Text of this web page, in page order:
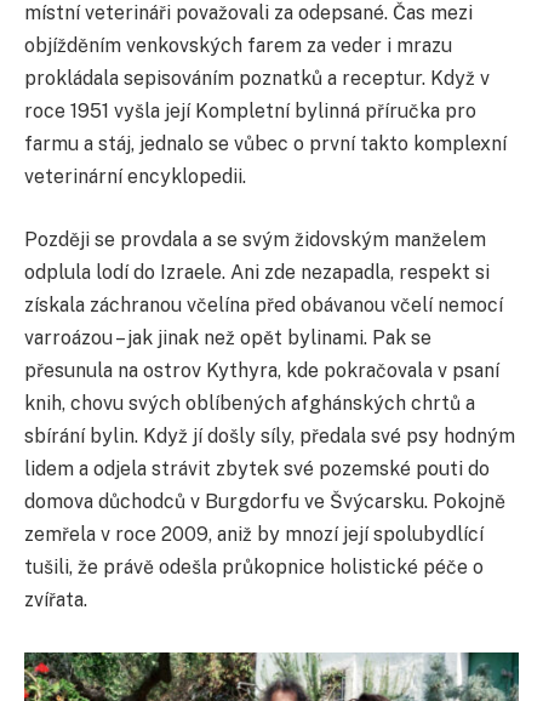
místní veterináři považovali za odepsané. Čas mezi
objížděním venkovských farem za veder i mrazu
prokládala sepisováním poznatků a receptur. Když v
roce 1951 vyšla její Kompletní bylinná příručka pro
farmu a stáj, jednalo se vůbec o první takto komplexní
veterinární encyklopedii.
Později se provdala a se svým židovským manželem
odplula lodí do Izraele. Ani zde nezapadla, respekt si
získala záchranou včelína před obávanou včelí nemocí
varroázou – jak jinak než opět bylinami. Pak se
přesunula na ostrov Kythyra, kde pokračovala v psaní
knih, chovu svých oblíbených afghánských chrtů a
sbírání bylin. Když jí došly síly, předala své psy hodným
lidem a odjela strávit zbytek své pozemské pouti do
domova důchodců v Burgdorfu ve Švýcarsku. Pokojně
zemřela v roce 2009, aniž by mnozí její spolubydlící
tušili, že právě odešla průkopnice holistické péče o
zvířata.